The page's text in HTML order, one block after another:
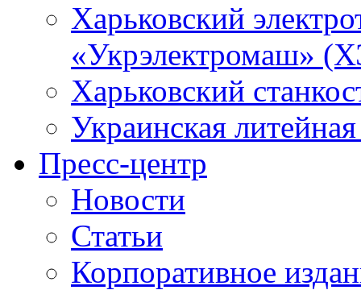
Харьковский
«Укрэлектромаш»
Харьковский
Украинская
Пресс-центр
Новости
Статьи
Корпоративное